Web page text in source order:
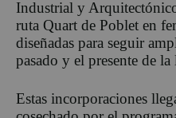
Industrial y
ruta Quart de Poblet en
diseñadas para seguir
pasado y el presente de
Estas incorporaciones